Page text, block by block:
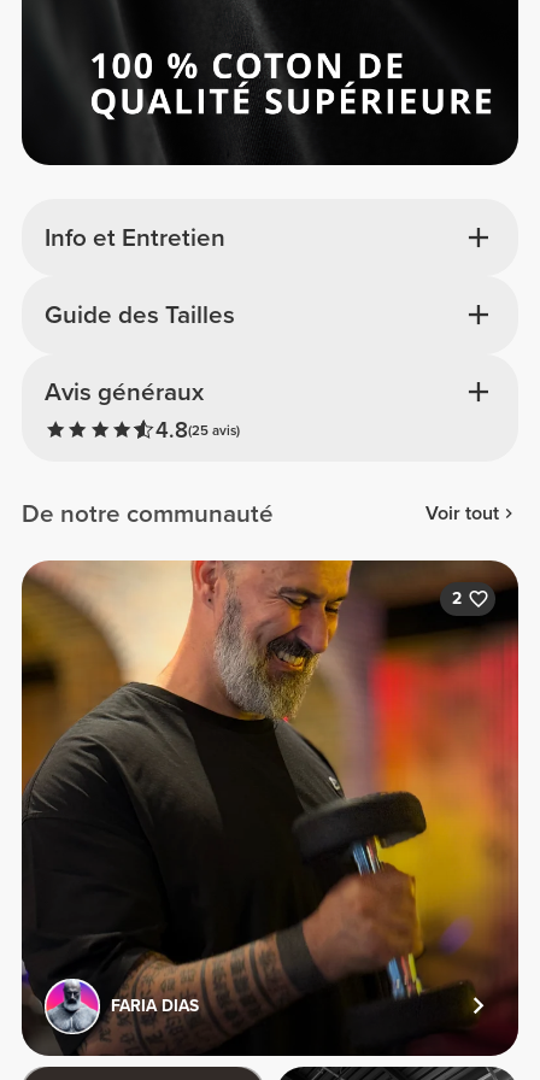
Info et Entretien
Avis généraux
4.8(25 avis)
Guide des Tailles
De notre communauté Voir tout
2
FARIA DIAS